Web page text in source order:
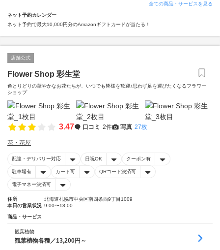
全ての商品・サービスを見る
ネット予約カレンダー
ネット予約で最大10,000円分のAmazonギフトカードが当たる！
店舗公式
Flower Shop 彩生堂
色とりどりの華やかなお花たちが、いつでも皆様を歓迎♪思わず足を運びたくなるフラワー
ショップ
3.47 口コミ 2件 写真 27枚
花・花屋
配達・デリバリー対応 日祝OK クーポン有
駐車場有 カード可 QRコード決済可
電子マネー決済可
住所
北海道札幌市中央区南四条西9丁目1009
本日の営業状況 9:00〜18:00
商品・サービス
観葉植物
観葉植物各種／13,200円～